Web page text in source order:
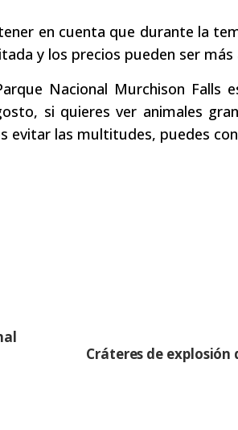
en cuenta que durante la
y los precios pueden ser más
Nacional Murchison Falls
si quieres ver animales
evitar las multitudes, puedes
Cráteres de